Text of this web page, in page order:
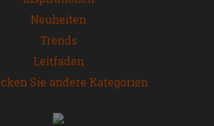
Neuheiten
Trends
Leitfaden
Sie andere Kategorien